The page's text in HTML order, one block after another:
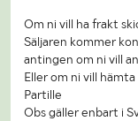
Om ni vill ha frakt
Säljaren kommer
antingen om ni vill
Eller om ni vill hämta
Partille
Obs gäller enbart i